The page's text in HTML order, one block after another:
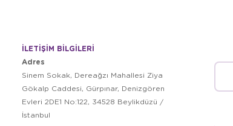
İLETİŞİM BİLGİLERİ
Adres
Sinem Sokak, Dereağzı Mahallesi Ziya
Gökalp Caddesi, Gürpınar, Denizgören
Evleri 2DE1 No:122, 34528 Beylikdüzü /
İstanbul